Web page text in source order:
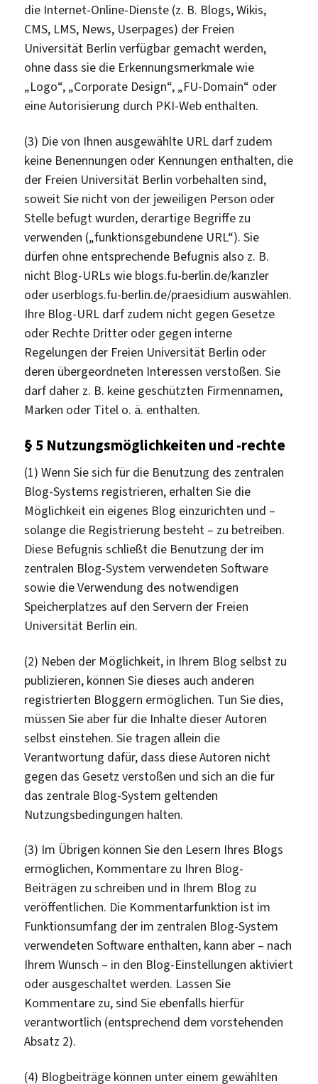
die Internet-Online-Dienste (z. B. Blogs, Wikis,
CMS, LMS, News, Userpages) der Freien
Universität Berlin verfügbar gemacht werden,
ohne dass sie die Erkennungsmerkmale wie
„Logo“, „Corporate Design“, „FU-Domain“ oder
eine Autorisierung durch PKI-Web enthalten.
(3) Die von Ihnen ausgewählte URL darf zudem
keine Benennungen oder Kennungen enthalten, die
der Freien Universität Berlin vorbehalten sind,
soweit Sie nicht von der jeweiligen Person oder
Stelle befugt wurden, derartige Begriffe zu
verwenden („funktionsgebundene URL“). Sie
dürfen ohne entsprechende Befugnis also z. B.
nicht Blog-URLs wie blogs.fu-berlin.de/kanzler
oder userblogs.fu-berlin.de/praesidium auswählen.
Ihre Blog-URL darf zudem nicht gegen Gesetze
oder Rechte Dritter oder gegen interne
Regelungen der Freien Universität Berlin oder
deren übergeordneten Interessen verstoßen. Sie
darf daher z. B. keine geschützten Firmennamen,
Marken oder Titel o. ä. enthalten.
§ 5 Nutzungsmöglichkeiten und -rechte
(1) Wenn Sie sich für die Benutzung des zentralen
Blog-Systems registrieren, erhalten Sie die
Möglichkeit ein eigenes Blog einzurichten und –
solange die Registrierung besteht – zu betreiben.
Diese Befugnis schließt die Benutzung der im
zentralen Blog-System verwendeten Software
sowie die Verwendung des notwendigen
Speicherplatzes auf den Servern der Freien
Universität Berlin ein.
(2) Neben der Möglichkeit, in Ihrem Blog selbst zu
publizieren, können Sie dieses auch anderen
registrierten Bloggern ermöglichen. Tun Sie dies,
müssen Sie aber für die Inhalte dieser Autoren
selbst einstehen. Sie tragen allein die
Verantwortung dafür, dass diese Autoren nicht
gegen das Gesetz verstoßen und sich an die für
das zentrale Blog-System geltenden
Nutzungsbedingungen halten.
(3) Im Übrigen können Sie den Lesern Ihres Blogs
ermöglichen, Kommentare zu Ihren Blog-
Beiträgen zu schreiben und in Ihrem Blog zu
veröffentlichen. Die Kommentarfunktion ist im
Funktionsumfang der im zentralen Blog-System
verwendeten Software enthalten, kann aber – nach
Ihrem Wunsch – in den Blog-Einstellungen aktiviert
oder ausgeschaltet werden. Lassen Sie
Kommentare zu, sind Sie ebenfalls hierfür
verantwortlich (entsprechend dem vorstehenden
Absatz 2).
(4) Blogbeiträge können unter einem gewählten